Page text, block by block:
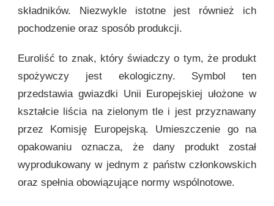
składników. Niezwykle istotne jest również ich
pochodzenie oraz sposób produkcji.
Euroliść to znak, który świadczy o tym, że produkt
spożywczy jest ekologiczny. Symbol ten
przedstawia gwiazdki Unii Europejskiej ułożone w
kształcie liścia na zielonym tle i jest przyznawany
przez Komisję Europejską. Umieszczenie go na
opakowaniu oznacza, że dany produkt został
wyprodukowany w jednym z państw członkowskich
oraz spełnia obowiązujące normy wspólnotowe.